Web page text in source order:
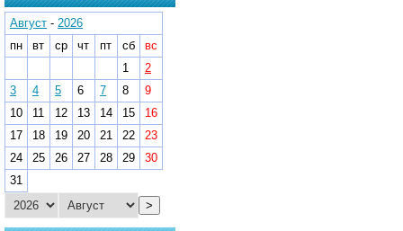
Август - 2026
пн
вт ср чт пт сб
вс
1
2
3
4 5 6 7 8
9
10
11 12 13 14 15
16
17
18 19 20 21 22
23
24
25 26 27 28 29
30
31
>